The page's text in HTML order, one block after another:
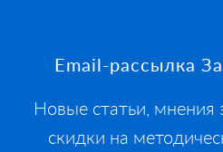
Footer
Email-рассылка
Новые статьи, мнения
скидки на